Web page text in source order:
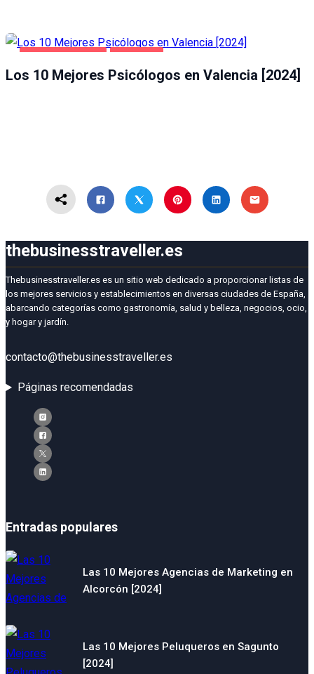
Los 10 Mejores Psicólogos en Valencia [2024]
thebusinesstraveller.es
Thebusinesstraveller.es es un sitio web dedicado a proporcionar listas de
los mejores servicios y establecimientos en diversas ciudades de España,
abarcando categorías como gastronomía, salud y belleza, negocios, ocio,
y hogar y jardín.
contacto@thebusinesstraveller.es
Páginas recomendadas
Entradas populares
Las 10 Mejores Agencias de Marketing en
Alcorcón [2024]
Las 10 Mejores Peluqueros en Sagunto
[2024]